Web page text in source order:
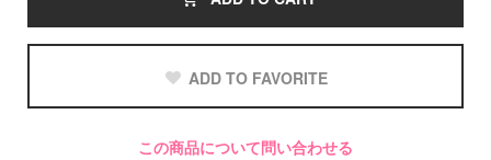
ADD TO FAVORITE
この商品について問い合わせる